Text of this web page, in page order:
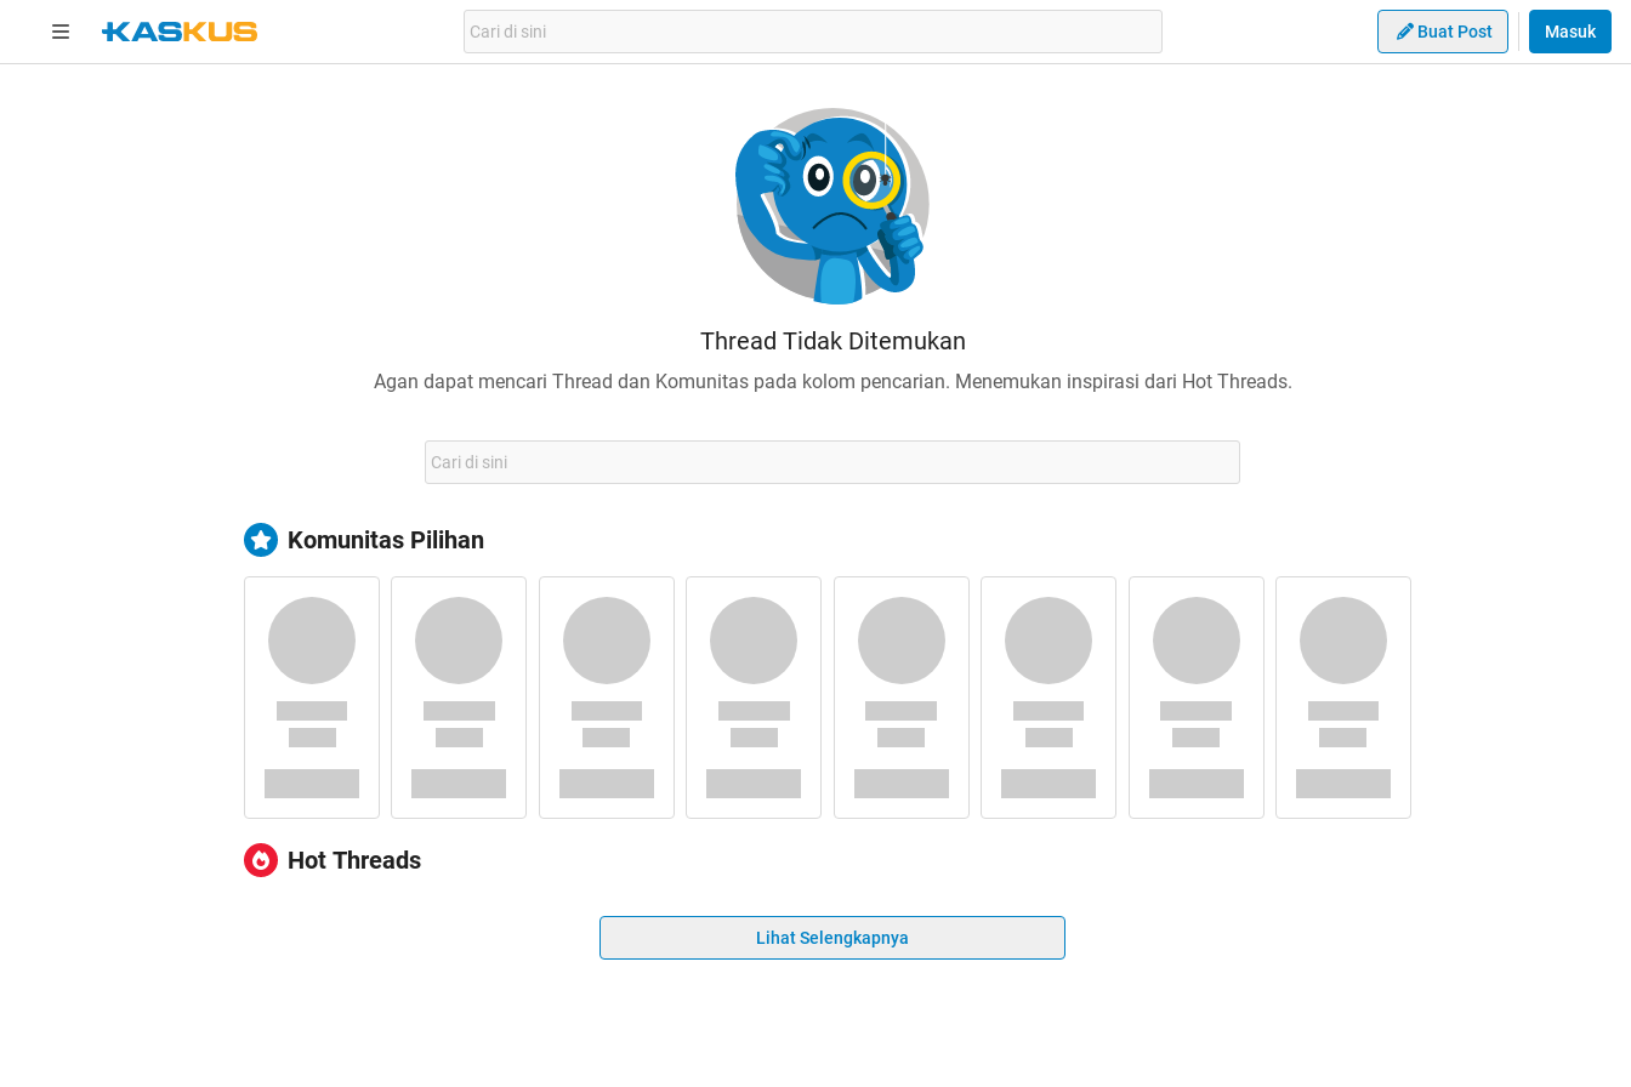
Buat Post Masuk
Thread Tidak Ditemukan
Agan dapat mencari Thread dan Komunitas pada kolom pencarian. Menemukan inspirasi dari Hot Threads.
Komunitas Pilihan
Hot Threads
Lihat Selengkapnya